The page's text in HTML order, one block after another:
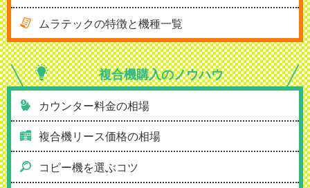
ムラテックの特徴と機種一覧
複合機購入のノウハウ
カウンター料金の相場
複合機リース価格の相場
コピー機を選ぶコツ